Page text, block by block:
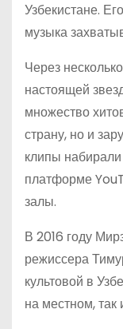
Узбекистане.
музыка
Через
настоящей
множество
страну, но и
клипы
платформе
залы.
В 2016 году
режиссера
культовой в
на местном,